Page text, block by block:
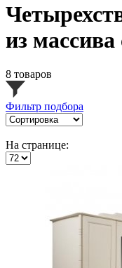
из
8 товаров
Фильтр подбора
На странице: